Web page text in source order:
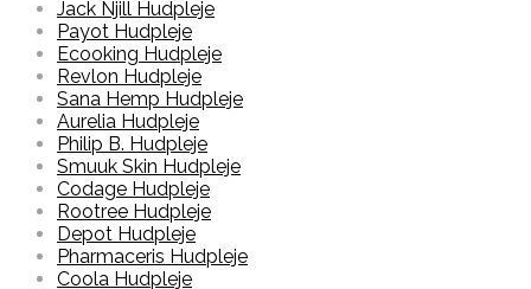
Jack Njill Hudpleje
Payot Hudpleje
Ecooking Hudpleje
Revlon Hudpleje
Sana Hemp Hudpleje
Aurelia Hudpleje
Philip B. Hudpleje
Smuuk Skin Hudpleje
Codage Hudpleje
Rootree Hudpleje
Depot Hudpleje
Pharmaceris Hudpleje
Coola Hudpleje